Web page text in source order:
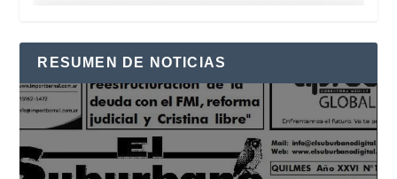
RESUMEN DE NOTICIAS
Reproductor
de
vídeo